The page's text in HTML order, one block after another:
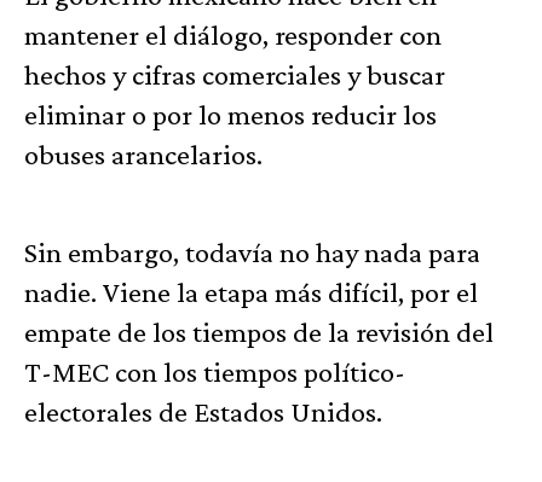
mantener el diálogo, responder con
hechos y cifras comerciales y buscar
eliminar o por lo menos reducir los
obuses arancelarios.
Sin embargo, todavía no hay nada para
nadie. Viene la etapa más difícil, por el
empate de los tiempos de la revisión del
T-MEC con los tiempos político-
electorales de Estados Unidos.